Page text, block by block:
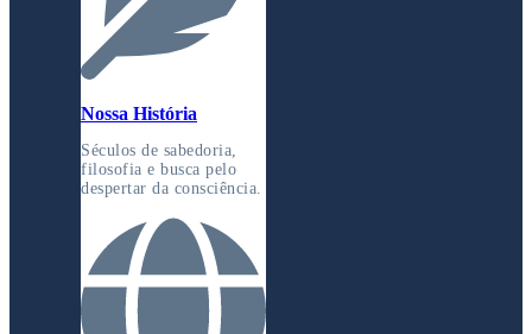
Nossa História
Séculos de sabedoria,
filosofia e busca pelo
despertar da consciência.